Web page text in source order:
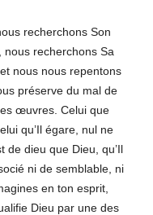
recherchons Son
recherchons Sa
nous nous repentons
préserve du mal de
œuvres. Celui que
qu’Il égare, nul ne
de dieu que Dieu, qu’Il
ni de semblable, ni
en ton esprit,
Dieu par une des